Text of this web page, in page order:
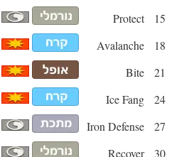
15
Protect
18
Avalanche
21
Bite
24
Ice Fang
27
Iron Defense
30
Recover